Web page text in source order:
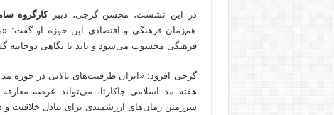
در این نشست، محسن گرجی، دبیرکارگروه
هم‌زمان فرهنگی و اقتصادی این حوزه او گفت:
فرهنگی محسوب می‌شود و باید با نگاهی دوجانبه
گرجی افزود: «ایران ظرفیت‌های بالایی در حوزه مد
هفته مد اسلامی جاکارتا، می‌تواند عرصه
سرزمین زمان‌های ارزشمندی برای تبادل خلاقیت